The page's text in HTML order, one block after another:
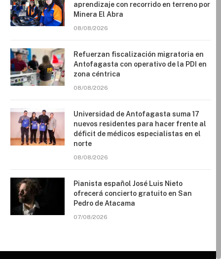
aprendizaje con recorrido en terreno por
Minera El Abra
08/08/2026
Refuerzan fiscalización migratoria en
Antofagasta con operativo de la PDI en
zona céntrica
08/08/2026
Universidad de Antofagasta suma 17
nuevos residentes para hacer frente al
déficit de médicos especialistas en el
norte
08/08/2026
Pianista español José Luis Nieto
ofrecerá concierto gratuito en San
Pedro de Atacama
07/08/2026